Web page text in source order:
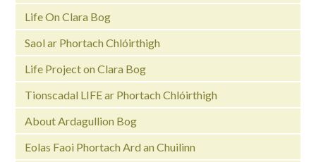
Life On Clara Bog
Saol ar Phortach Chlóirthigh
Life Project on Clara Bog
Tionscadal LIFE ar Phortach Chlóirthigh
About Ardagullion Bog
Eolas Faoi Phortach Ard an Chuilinn